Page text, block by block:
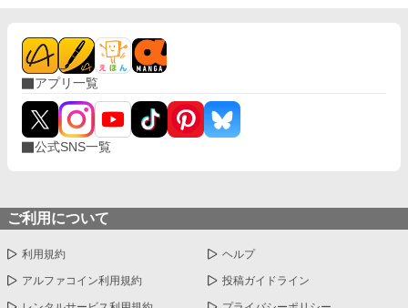
アプリ一覧
公式SNS一覧
ご利用について
利用規約 ヘルプ
アルファコイン利用規約 投稿ガイドライン